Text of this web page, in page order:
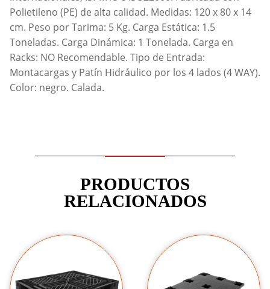
Polietileno (PE) de alta calidad. Medidas: 120 x 80 x 14
cm. Peso por Tarima: 5 Kg. Carga Estática: 1.5
Toneladas. Carga Dinámica: 1 Tonelada. Carga en
Racks: NO Recomendable. Tipo de Entrada:
Montacargas y Patín Hidráulico por los 4 lados (4 WAY).
Color: negro. Calada.
PRODUCTOS
RELACIONADOS